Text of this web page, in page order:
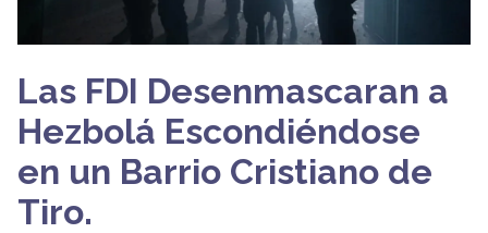
Las FDI Desenmascaran a
Hezbolá Escondiéndose
en un Barrio Cristiano de
Tiro.